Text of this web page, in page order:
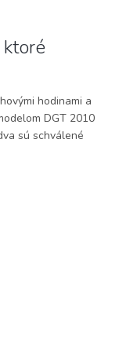
hodinami a
DGT 2010
sú schválené